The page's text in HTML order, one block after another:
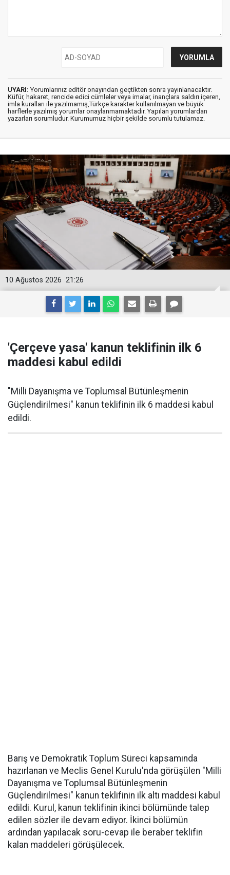
UYARI: Yorumlarınız editör onayından geçtikten sonra yayınlanacaktır.
Küfür, hakaret, rencide edici cümleler veya imalar, inançlara saldırı içeren,
imla kuralları ile yazılmamış,Türkçe karakter kullanılmayan ve büyük
harflerle yazılmış yorumlar onaylanmamaktadır. Yapılan yorumlardan
yazarları sorumludur. Kurumumuz hiçbir şekilde sorumlu tutulamaz.
21:26
10 Ağustos 2026
'Çerçeve yasa' kanun teklifinin ilk 6
maddesi kabul edildi
"Milli Dayanışma ve Toplumsal Bütünleşmenin
Güçlendirilmesi" kanun teklifinin ilk 6 maddesi kabul
edildi.
Barış ve Demokratik Toplum Süreci kapsamında
hazırlanan ve Meclis Genel Kurulu'nda görüşülen "Milli
Dayanışma ve Toplumsal Bütünleşmenin
Güçlendirilmesi" kanun teklifinin ilk altı maddesi kabul
edildi. Kurul, kanun teklifinin ikinci bölümünde talep
edilen sözler ile devam ediyor. İkinci bölümün
ardından yapılacak soru-cevap ile beraber teklifin
kalan maddeleri görüşülecek.